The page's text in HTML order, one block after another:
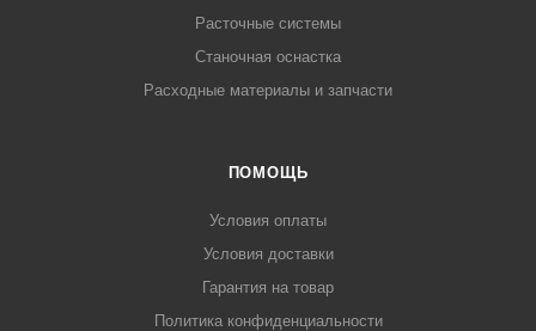
Расточные системы
Станочная оснастка
Расходные материалы и запчасти
ПОМОЩЬ
Условия оплаты
Условия доставки
Гарантия на товар
Политика конфиденциальности